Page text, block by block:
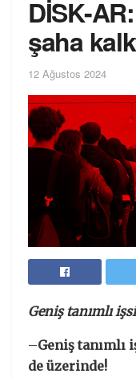
DİSK-
şaha
12 Ağustos 2024
Geniş tanımlı
–Geniş
de üzerinde!